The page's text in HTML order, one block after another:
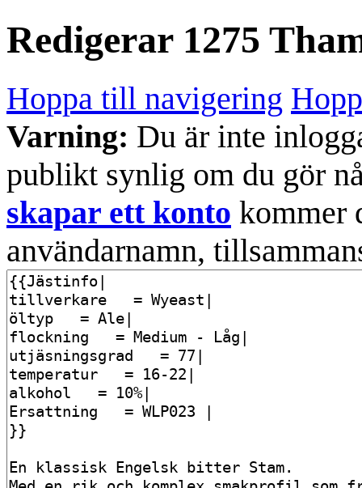
Redigerar 1275
Hoppa till navigering
Varning: Du är inte
publikt synlig om du gör
skapar ett konto kommer
användarnamn,